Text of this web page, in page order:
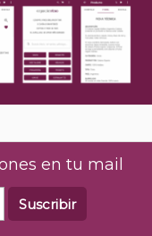
en tu mail
Suscribir